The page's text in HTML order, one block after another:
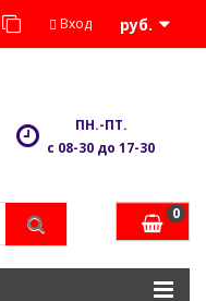
руб.
Вход
ПН.-ПТ.
с 08-30 до 17-30
0